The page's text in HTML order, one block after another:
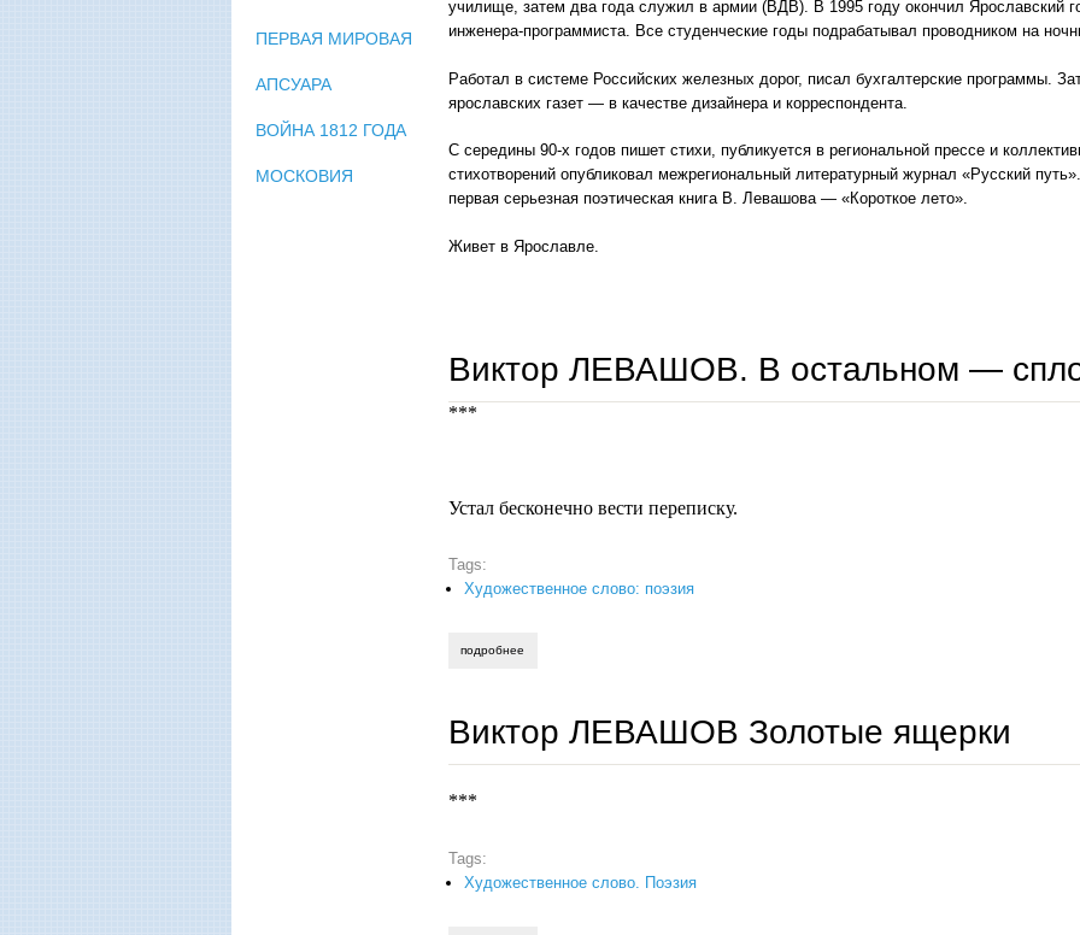
училище, затем два года служил в армии (ВДВ). В 1995 году окончил Ярославский
инженера-программиста. Все студенческие годы подрабатывал проводником на
Работал в системе Российских железных дорог, писал бухгалтерские программы.
ярославских газет — в качестве дизайнера и корреспондента.
С середины 90-х годов пишет стихи, публикуется в региональной прессе и
стихотворений опубликовал межрегиональный литературный журнал «Русский
первая серьезная поэтическая книга В. Левашова — «Короткое лето».
Живет в Ярославле.
Виктор ЛЕВАШОВ. В остальном —
***
Устал бесконечно вести переписку.
Tags:
Художественное слово: поэзия
подробнее
Виктор ЛЕВАШОВ Золотые ящерки
***
Tags:
Художественное слово. Поэзия
ПЕРВАЯ МИРОВАЯ
АПСУАРА
ВОЙНА 1812 ГОДА
МОСКОВИЯ